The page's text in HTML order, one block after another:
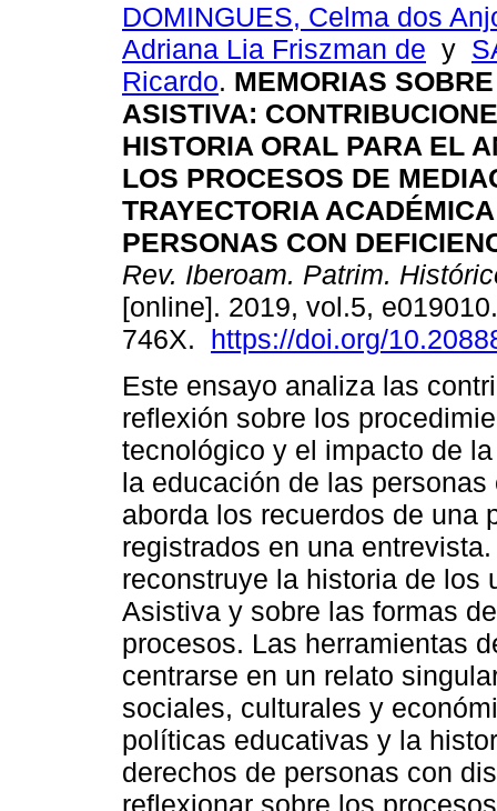
DOMINGUES, Celma dos
Adriana Lia Friszman de y
Ricardo. MEMORIAS
ASISTIVA:
HISTORIA ORAL PARA EL
LOS PROCESOS DE
TRAYECTORIA
PERSONAS CON
Rev. Iberoam. Patrim.
[online]. 2019, vol.5,
746X. https://doi.org/
Este ensayo analiza las
reflexión sobre los
tecnológico y el impacto de
la educación de las
aborda los recuerdos de una
registrados en una
reconstruye la historia de los
Asistiva y sobre las formas
procesos. Las herramientas
centrarse en un relato
sociales, culturales y
políticas educativas y la
derechos de personas con
reflexionar sobre los